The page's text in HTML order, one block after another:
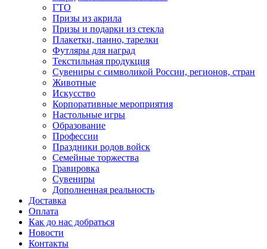
ГТО
Призы из акрила
Призы и подарки из стекла
Плакетки, панно, тарелки
Футляры для наград
Текстильная продукция
Сувениры с символикой России, регионов, стран
Животные
Искусство
Корпоративные мероприятия
Настольные игры
Образование
Профессии
Праздники родов войск
Семейные торжества
Гравировка
Сувениры
Дополненная реальность
Доставка
Оплата
Как до нас добраться
Новости
Контакты